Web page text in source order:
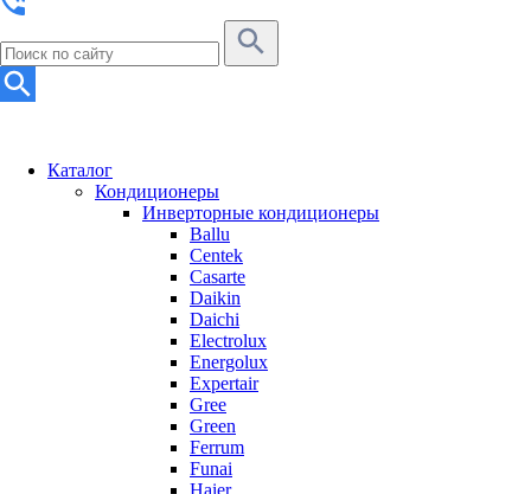
Каталог
Кондиционеры
Инверторные кондиционеры
Ballu
Centek
Casarte
Daikin
Daichi
Electrolux
Energolux
Expertair
Gree
Green
Ferrum
Funai
Haier